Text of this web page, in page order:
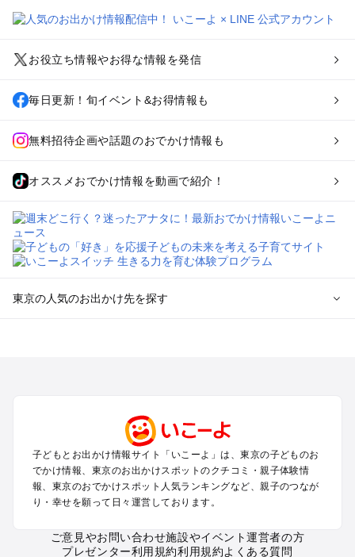
お役立ち情報やお得な情報を発信
毎日更新！旬イベント&お得情報も
無料招待企画や話題のおでかけ情報も
オススメおでかけ情報を動画で紹介！
東京の人気のお出かけ先を探す
町田・相模原・愛川・上野原のプールお出かけ
渋谷・原宿・恵比寿・中目黒・自由が丘のプールお出かけ
池袋・赤羽・王子・巣鴨・目白・石神井のプールお出かけ
新宿・高田馬場・代々木・千駄ヶ谷のプールお出かけ
銀座・丸の内・日本橋・有楽町・築地・月島のプールお出かけ
小金井・小平・西東京・東村山・東久留米のプールお出かけ
子どもとお出かけ情報サイト「いこーよ」は、東京の子どものお
でかけ情報、東京のお出かけスポットのクチコミ・親子体験情
報、東京のおでかけスポット人気ランキングなど、親子のつなが
り・幸せを願って日々運営しております。
ご意見やお問い合わせ施設やイベント運営者の方
プレゼンター利用規約利用規約よくある質問